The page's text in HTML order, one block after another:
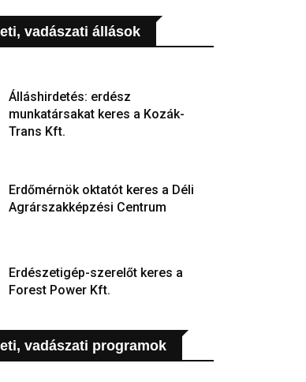
vadászati állások
Álláshirdetés: erdész
munkatársakat keres a Kozák-
Trans Kft.
Erdőmérnök oktatót keres a Déli
Agrárszakképzési Centrum
Erdészetigép-szerelőt keres a
Forest Power Kft.
vadászati programok